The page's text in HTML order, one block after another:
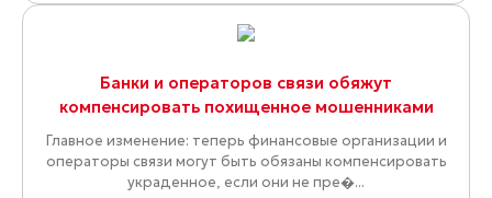
Банки и операторов связи обяжут
компенсировать похищенное мошенниками
Главное изменение: теперь финансовые организации и
операторы связи могут быть обязаны компенсировать
украденное, если они не пре�...